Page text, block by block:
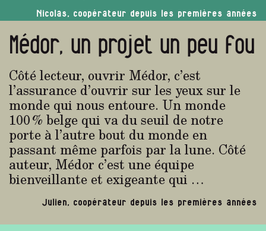
Nicolas, coopérateur depuis les premières années
Médor, un projet un peu fou
Côté lecteur, ouvrir Médor, c’est
l’assurance d’ouvrir sur les yeux sur le
monde qui nous entoure. Un monde
100 % belge qui va du seuil de notre
porte à l’autre bout du monde en
passant même parfois par la lune. Côté
auteur, Médor c’est une équipe
bienveillante et exigeante qui …
Julien, coopérateur depuis les premières années